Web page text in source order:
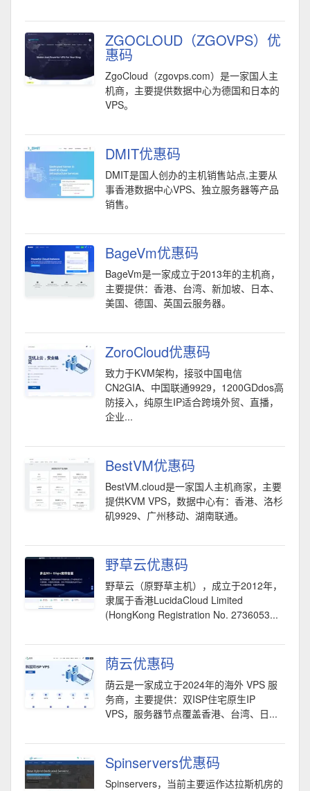
ZGOCLOUD（ZGOVPS）优
惠码
ZgoCloud（zgovps.com）是一家国人主
机商，主要提供数据中心为德国和日本的
VPS。
DMIT优惠码
DMIT是国人创办的主机销售站点,主要从
事香港数据中心VPS、独立服务器等产品
销售。
BageVm优惠码
BageVm是一家成立于2013年的主机商，
主要提供：香港、台湾、新加坡、日本、
美国、德国、英国云服务器。
ZoroCloud优惠码
致力于KVM架构，接驳中国电信
CN2GIA、中国联通9929，1200GDdos高
防接入，纯原生IP适合跨境外贸、直播，
企业...
BestVM优惠码
BestVM.cloud是一家国人主机商家，主要
提供KVM VPS，数据中心有：香港、洛杉
矶9929、广州移动、湖南联通。
野草云优惠码
野草云（原野草主机），成立于2012年，
隶属于香港LucidaCloud Limited
(HongKong Registration No. 2736053...
荫云优惠码
荫云是一家成立于2024年的海外 VPS 服
务商，主要提供：双ISP住宅原生IP
VPS，服务器节点覆盖香港、台湾、日...
Spinservers优惠码
Spinservers，当前主要运作达拉斯机房的